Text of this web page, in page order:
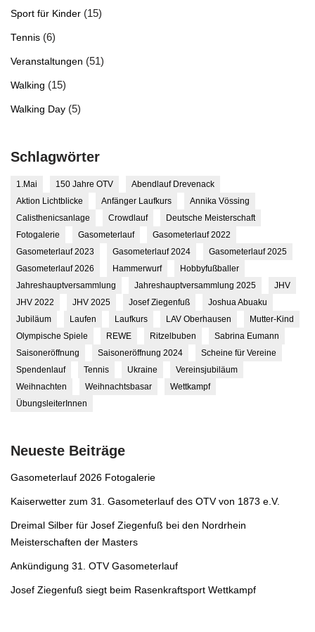
Sport für Kinder (15)
Tennis (6)
Veranstaltungen (51)
Walking (15)
Walking Day (5)
Schlagwörter
1.Mai 150 Jahre OTV
Abendlauf Drevenack
Aktion Lichtblicke
Anfänger Laufkurs
Annika Vössing
Calisthenicsanlage
Crowdlauf
Deutsche Meisterschaft
Fotogalerie
Gasometerlauf
Gasometerlauf 2022
Gasometerlauf 2023
Gasometerlauf 2024
Gasometerlauf 2025
Gasometerlauf 2026
Hammerwurf
Hobbyfußballer
Jahreshauptversammlung
Jahreshauptversammlung 2025
JHV
JHV 2022
JHV 2025 Josef Ziegenfuß
Joshua Abuaku
Jubiläum
Laufen Laufkurs LAV Oberhausen
Mutter-Kind
Olympische Spiele
REWE Ritzelbuben
Sabrina Eumann
Saisoneröffnung
Saisoneröffnung 2024
Scheine für Vereine
Spendenlauf
Tennis Ukraine
Vereinsjubiläum
Weihnachten
Weihnachtsbasar
Wettkampf
ÜbungsleiterInnen
Neueste Beiträge
Gasometerlauf 2026 Fotogalerie
Kaiserwetter zum 31. Gasometerlauf des OTV von 1873 e.V.
Dreimal Silber für Josef Ziegenfuß bei den Nordrhein
Meisterschaften der Masters
Ankündigung 31. OTV Gasometerlauf
Josef Ziegenfuß siegt beim Rasenkraftsport Wettkampf